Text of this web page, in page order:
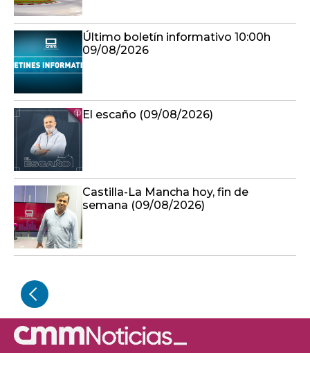
Último boletín informativo 10:00h
09/08/2026
El escaño (09/08/2026)
Castilla-La Mancha hoy, fin de
semana (09/08/2026)